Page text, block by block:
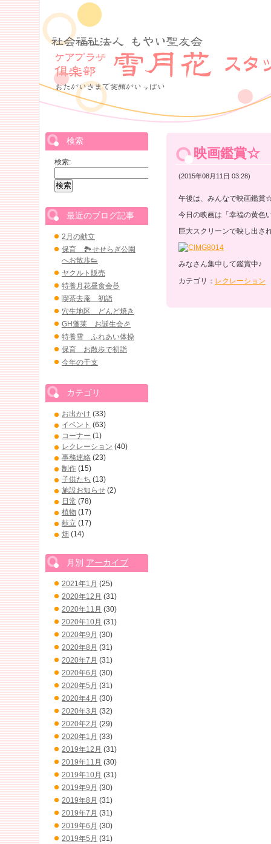
映画鑑賞☆
(2015年08月11日 03:28)
午後は、みんなで映画鑑賞
今日の映画は「幸福の黄色
巨大スクリーンで映し出さ
みなさん集中して鑑賞中♪
カテゴリ： レクレーション
検索
検索:
最近のブログ記事
2月の献立
保育 🏞せせらぎ公園
へお散歩👟
ヤクルト販売
特養月花昼食会🍜
喫茶去庵 初詣
穴生地区 どんど焼き
GH蓬莱 お誕生会🎉
特養雪 ふれあい体操
保育 お散歩で初詣
今年の干支
カテゴリ
お出かけ (33)
イベント (63)
コーナー (1)
レクレーション (40)
事務連絡 (23)
制作 (15)
子供たち (13)
施設お知らせ (2)
日常 (78)
植物 (17)
献立 (17)
畑 (14)
月別 アーカイブ
2021年1月 (25)
2020年12月 (31)
2020年11月 (30)
2020年10月 (31)
2020年9月 (30)
2020年8月 (31)
2020年7月 (31)
2020年6月 (30)
2020年5月 (31)
2020年4月 (30)
2020年3月 (32)
2020年2月 (29)
2020年1月 (33)
2019年12月 (31)
2019年11月 (30)
2019年10月 (31)
2019年9月 (30)
2019年8月 (31)
2019年7月 (31)
2019年6月 (30)
2019年5月 (31)